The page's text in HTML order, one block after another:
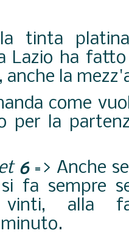
tinta
Lazio ha
anche la
come
per la
6=> Anche
fa sempre
vinti, alla